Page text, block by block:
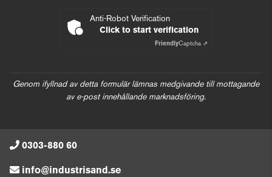
Anti-Robot Verification
Click to start verification
FriendlyCaptcha ⇗
Genom ifyllnad av detta formulär lämnas medgivande till mottagande
av e-post innehållande marknadsföring.
0303-880 60
info@industrisand.se